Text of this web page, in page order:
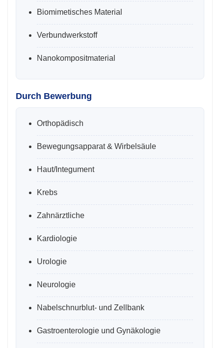
Biomimetisches Material
Verbundwerkstoff
Nanokompositmaterial
Durch Bewerbung
Orthopädisch
Bewegungsapparat & Wirbelsäule
Haut/Integument
Krebs
Zahnärztliche
Kardiologie
Urologie
Neurologie
Nabelschnurblut- und Zellbank
Gastroenterologie und Gynäkologie